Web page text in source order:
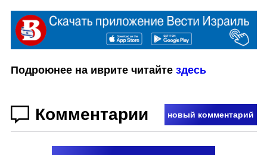
Подроюнее на иврите читайте здесь
Комментарии новый комментарий